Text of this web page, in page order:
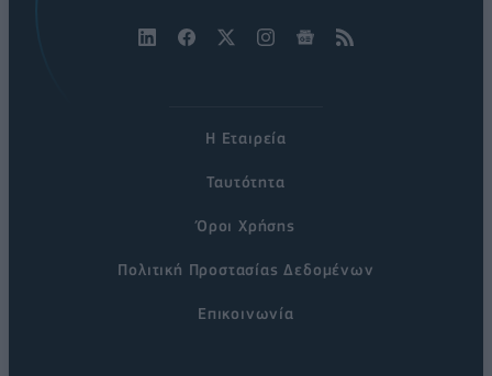
Η Εταιρεία
Ταυτότητα
Όροι Χρήσης
Πολιτική Προστασίας Δεδομένων
Επικοινωνία